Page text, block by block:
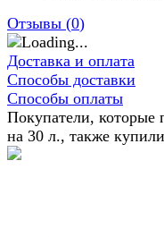
Отзывы (0)
Доставка и оплата
Способы доставки
Способы оплаты
Покупатели, которые
на 30 л., также купили